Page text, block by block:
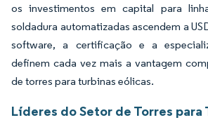
os investimentos em capital para
soldadura automatizadas ascendem a
software, a certificação e a
definem cada vez mais a vantagem
de torres para turbinas eólicas.
Líderes do Setor de Torres para